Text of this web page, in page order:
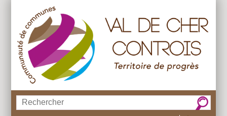
menu
contenu
recherche
Rechercher :